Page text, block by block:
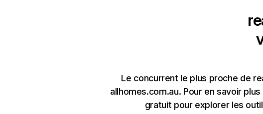
Le concurrent le plus proche de
allhomes.com.au. Pour en savoir
gratuit pour explorer les